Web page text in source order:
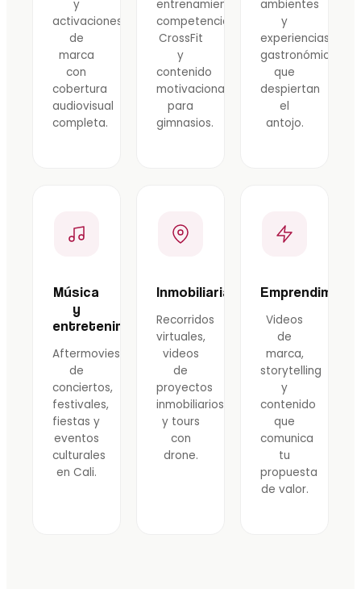
y
activaciones
de
marca
con
cobertura
audiovisual
completa.
entrenamiento,
competencias,
CrossFit
y
contenido
motivacional
para
gimnasios.
ambientes
y
experiencias
gastronómicas
que
despiertan
el
antojo.
Música
y
entretenimiento
Aftermovies
de
conciertos,
festivales,
fiestas y
eventos
culturales
en Cali.
Inmobiliarias
Recorridos
virtuales,
videos
de
proyectos
inmobiliarios
y tours
con
drone.
Videos
de
marca,
storytelling
y
contenido
que
comunica
tu
propuesta
de valor.